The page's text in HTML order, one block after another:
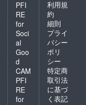
PFI
RE
for
Soci
al
Goo
d
CAM
PFI
RE
for
利用規
約
細則
プライ
バシー
ポリ
シー
特定商
取引法
に基づ
く表記